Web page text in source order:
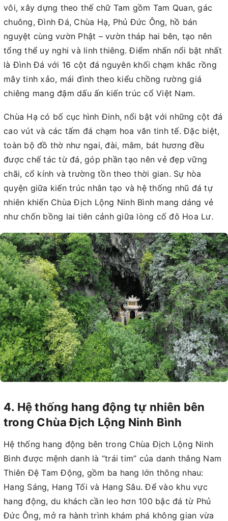
vôi, xây dựng theo thế chữ Tam gồm Tam Quan, gác
chuông, Đình Đá, Chùa Hạ, Phủ Đức Ông, hồ bán
nguyệt cùng vườn Phật – vườn tháp hai bên, tạo nên
tổng thể uy nghi và linh thiêng. Điểm nhấn nổi bật nhất
là Đình Đá với 16 cột đá nguyên khối chạm khắc rồng
mây tinh xảo, mái đình theo kiểu chồng rường giá
chiêng mang đậm dấu ấn kiến trúc cổ Việt Nam.
Chùa Hạ có bố cục hình Đinh, nổi bật với những cột đá
cao vút và các tấm đá chạm hoa văn tinh tế. Đặc biệt,
toàn bộ đồ thờ như ngai, đài, mâm, bát hương đều
được chế tác từ đá, góp phần tạo nên vẻ đẹp vững
chãi, cổ kính và trường tồn theo thời gian. Sự hòa
quyện giữa kiến trúc nhân tạo và hệ thống nhũ đá tự
nhiên khiến Chùa Địch Lộng Ninh Bình mang dáng vẻ
như chốn bồng lai tiên cảnh giữa lòng cố đô Hoa Lư.
4. Hệ thống hang động tự nhiên bên
trong Chùa Địch Lộng Ninh Bình
Hệ thống hang động bên trong Chùa Địch Lộng Ninh
Bình được mệnh danh là “trái tim” của danh thắng Nam
Thiên Đệ Tam Động, gồm ba hang lớn thông nhau:
Hang Sáng, Hang Tối và Hang Sâu. Để vào khu vực
hang động, du khách cần leo hơn 100 bậc đá từ Phủ
Đức Ông, mở ra hành trình khám phá không gian vừa